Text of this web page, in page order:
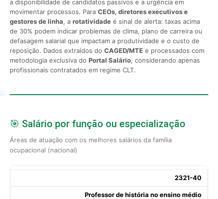
a disponibilidade de candidatos passivos e a urgência em
movimentar processos. Para CEOs, diretores executivos e
gestores de linha, a rotatividade é sinal de alerta: taxas acima
de 30% podem indicar problemas de clima, plano de carreira ou
defasagem salarial que impactam a produtividade e o custo de
reposição. Dados extraídos do CAGED/MTE e processados com
metodologia exclusiva do Portal Salário, considerando apenas
profissionais contratados em regime CLT.
🎯 Salário por função ou especialização
Áreas de atuação com os melhores salários da família
ocupacional (nacional)
2321-40
Professor de história no ensino médio